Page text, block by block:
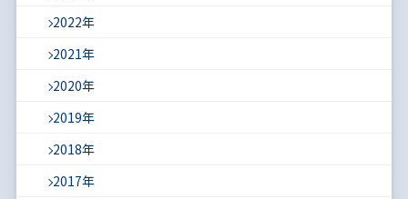
2022年
2021年
2020年
2019年
2018年
2017年